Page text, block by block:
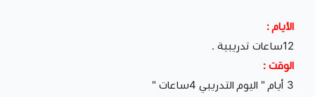
الأيام :
12ساعات تدريبية .
الوقت :
3 أيام " اليوم التدريبي 4ساعات "